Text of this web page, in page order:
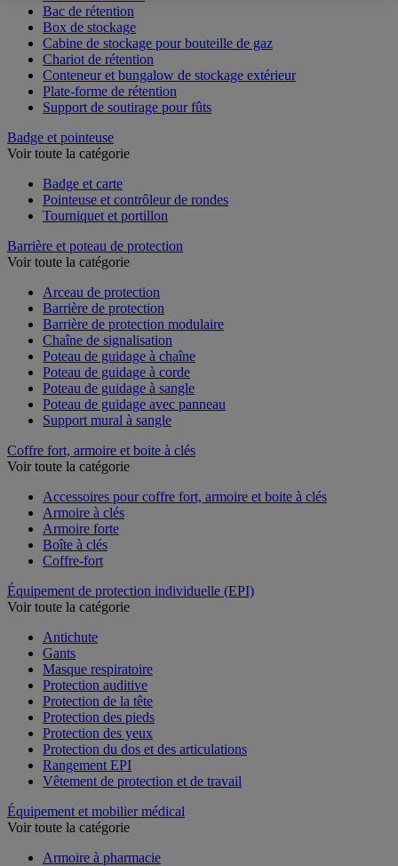
Bac de laboratoire
Bac de rétention
Box de stockage
Cabine de stockage pour bouteille de gaz
Chariot de rétention
Conteneur et bungalow de stockage extérieur
Plate-forme de rétention
Badge et pointeuse
Badge et carte
Pointeuse et contrôleur de rondes
Barrière et poteau de protection
Arceau de protection
Barrière de protection
Barrière de protection modulaire
Chaîne de signalisation
Poteau de guidage à chaîne
Poteau de guidage à corde
Poteau de guidage à sangle
Poteau de guidage avec panneau
Coffre fort, armoire et boite à clés
Accessoires pour coffre fort, armoire et boite à clés
Armoire à clés
Armoire forte
Boîte à clés
Équipement de protection individuelle (EPI)
Antichute
Gants
Masque respiratoire
Protection auditive
Protection de la tête
Protection des pieds
Protection des yeux
Protection du dos et des articulations
Rangement EPI
Équipement et mobilier médical